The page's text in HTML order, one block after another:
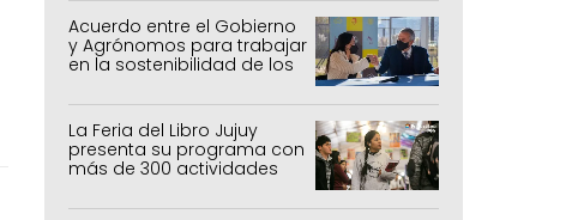
Acuerdo entre el Gobierno
y Agrónomos para trabajar
en la sostenibilidad de los
agrícolas, pecuarios y
forestal
La Feria del Libro Jujuy
presenta su programa con
más de 300 actividades